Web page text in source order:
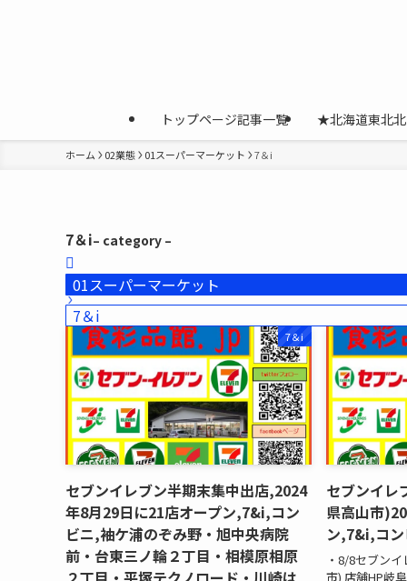
トップページ記事一覧 ★北海道東北
ホーム 02業態 01スーパーマーケット 7＆i
7＆i– category –
01スーパーマーケット
7＆i
7＆i
セブンイレブン半期末集中出店,2024
年8月29日に21店オープン,7&i,コン
ビニ,袖ケ浦のぞみ野・旭中央病院
前・台東三ノ輪２丁目・相模原相原
セブンイレ
県高山市
ン,7&i,コ
・8/8セブン
市) 店舗HP岐